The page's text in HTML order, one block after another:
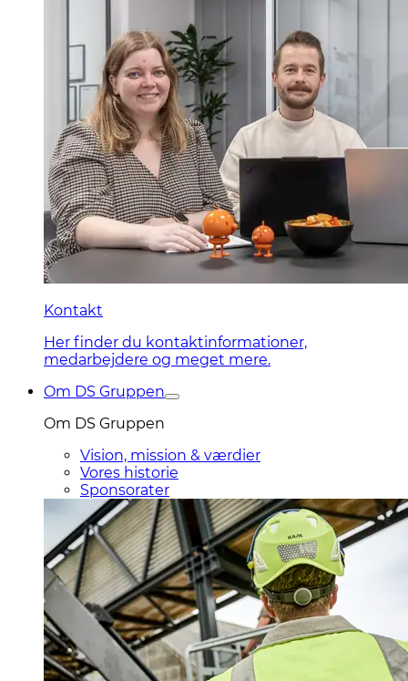
Kontakt
Her finder du kontaktinformationer,
medarbejdere og meget mere.
Om DS Gruppen
Om DS Gruppen
Vision, mission & værdier
Vores historie
Sponsorater